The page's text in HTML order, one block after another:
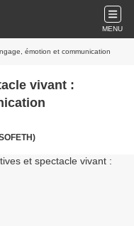
MENU
émotion et communication
vivant :